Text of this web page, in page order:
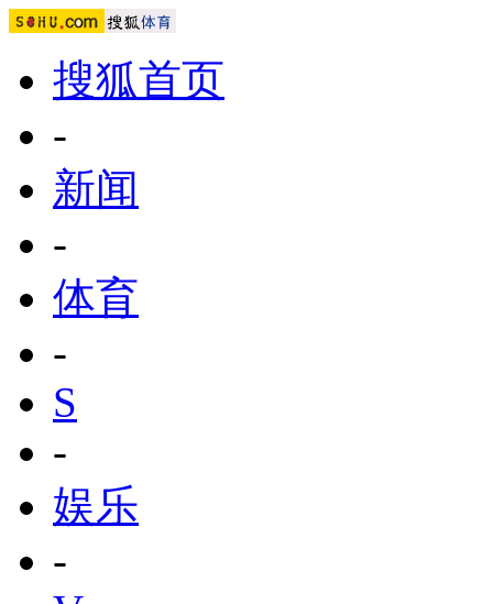
搜狐首页
-
新闻
-
体育
-
S
-
娱乐
-